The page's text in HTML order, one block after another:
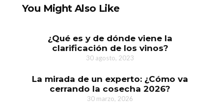
You Might Also Like
¿Qué es y de dónde viene la
clarificación de los vinos?
30 agosto, 2023
La mirada de un experto: ¿Cómo va
cerrando la cosecha 2026?
30 marzo, 2026